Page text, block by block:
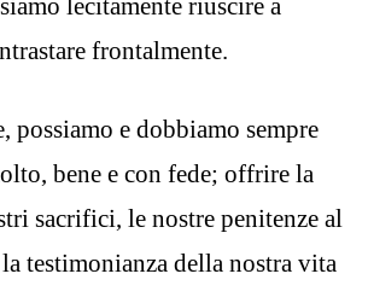
lecitamente riuscire a
frontalmente.
possiamo e dobbiamo sempre
bene e con fede; offrire la
sacrifici, le nostre penitenze al
testimonianza della nostra vita